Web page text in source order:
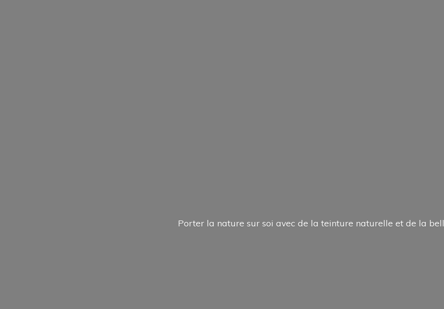
Porter la nature sur soi avec de la teinture naturelle et de la